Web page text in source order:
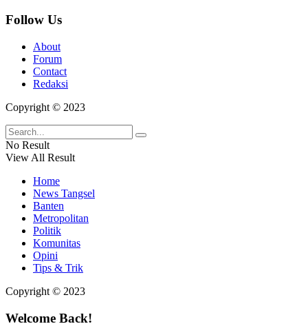
Follow Us
About
Forum
Contact
Redaksi
Copyright © 2023
No Result
View All Result
Home
News Tangsel
Banten
Metropolitan
Politik
Komunitas
Opini
Tips & Trik
Copyright © 2023
Welcome Back!